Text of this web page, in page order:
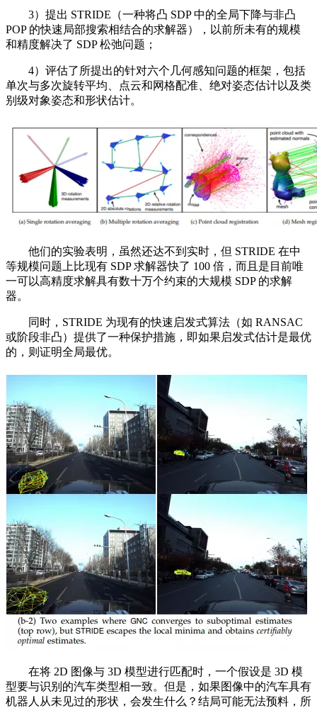
3）提出 STRIDE（一种将凸 SDP 中的全局下降与非凸
POP 的快速局部搜索相结合的求解器），以前所未有的规模
和精度解决了 SDP 松弛问题；
4）评估了所提出的针对六个几何感知问题的框架，包括
单次与多次旋转平均、点云和网格配准、绝对姿态估计以及类
别级对象姿态和形状估计。
他们的实验表明，虽然还达不到实时，但 STRIDE 在中
等规模问题上比现有 SDP 求解器快了 100 倍，而且是目前唯
一可以高精度求解具有数十万个约束的大规模 SDP 的求解
器。
同时，STRIDE 为现有的快速启发式算法（如 RANSAC
或阶段非凸）提供了一种保护措施，即如果启发式估计是最优
的，则证明全局最优。
在将 2D 图像与 3D 模型进行匹配时，一个假设是 3D 模
型要与识别的汽车类型相一致。但是，如果图像中的汽车具有
机器人从未见过的形状，会发生什么？结局可能无法预料，所